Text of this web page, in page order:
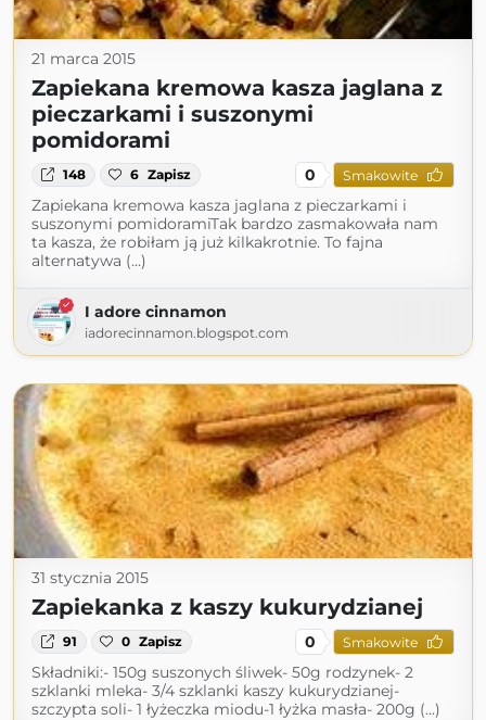
21 marca 2015
Zapiekana kremowa kasza jaglana z
pieczarkami i suszonymi
pomidorami
148 6 Zapisz 0 Smakowite
Zapiekana kremowa kasza jaglana z pieczarkami i
suszonymi pomidoramiTak bardzo zasmakowała nam
ta kasza, że robiłam ją już kilkakrotnie. To fajna
alternatywa (...)
I adore cinnamon
iadorecinnamon.blogspot.com
31 stycznia 2015
Zapiekanka z kaszy kukurydzianej
91 0 Zapisz 0 Smakowite
Składniki:- 150g suszonych śliwek- 50g rodzynek- 2
szklanki mleka- 3/4 szklanki kaszy kukurydzianej-
szczypta soli- 1 łyżeczka miodu-1 łyżka masła- 200g (...)